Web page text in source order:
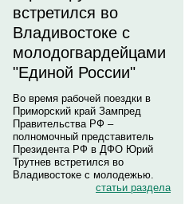
встретился во
Владивостоке с
молодогвардейцами
"Единой России"
Во время рабочей поездки в
Приморский край Зампред
Правительства РФ –
полномочный представитель
Президента РФ в ДФО Юрий
Трутнев встретился во
Владивостоке с молодежью.
статьи раздела